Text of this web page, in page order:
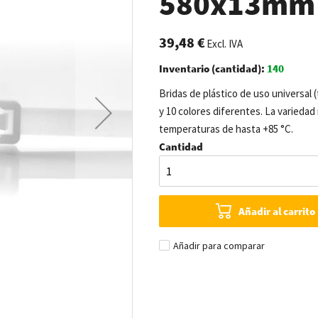
39,48 €Excl. IVA
Inventario (cantidad): 140
Bridas de plástico de uso universal
y 10 colores diferentes. La
temperaturas de hasta +85 °C.
Cantidad
Añadir al carrito
Añadir para comparar